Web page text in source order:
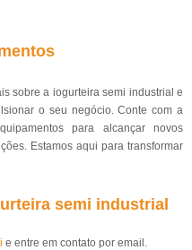
sobre a iogurteira semi industrial e
o seu negócio. Conte com a
para alcançar novos
Estamos aqui para transformar
semi industrial
e entre em contato por email.